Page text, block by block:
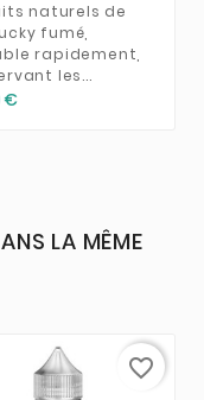
naturels de
fumé,
rapidement,
les...
€
LA MÊME
favorite_border